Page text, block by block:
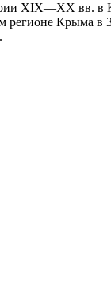
XIX—XX вв. в
регионе Крыма в